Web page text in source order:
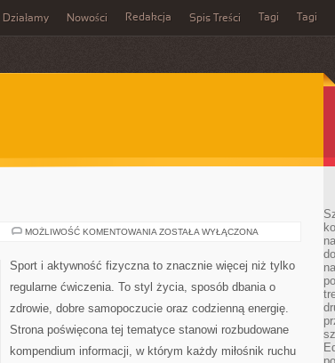
Działamy Nowości Redakcja Spis Treści Tagi Tagi
MOŻLIWOŚĆ KOMENTOWANIA TRENING
ZOSTAŁA WYŁĄCZONA
Sport i aktywność fizyczna to znacznie więcej niż tylko
regularne ćwiczenia. To styl życia, sposób dbania o
zdrowie, dobre samopoczucie oraz codzienną energię.
Strona poświęcona tej tematyce stanowi rozbudowane
kompendium informacji, w którym każdy miłośnik ruchu